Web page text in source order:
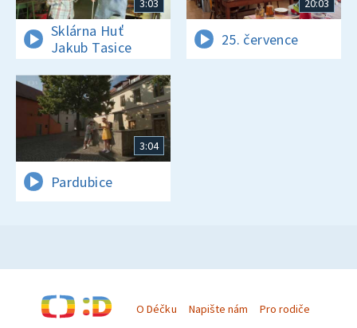
3:03
Sklárna Huť
Jakub Tasice
20:03
25. července
3:04
Pardubice
O Déčku Napište nám Pro rodiče